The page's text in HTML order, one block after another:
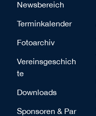
Newsbereich
Terminkalender
Fotoarchiv
Vereinsgeschich
te
Downloads
Sponsoren & Par